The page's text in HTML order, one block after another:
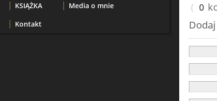
{ 0
KSIĄŻKA
Media o mnie
Kontakt